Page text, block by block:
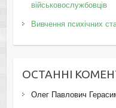
військовослужбовців
Вивчення психічних
ОСТАННІ
Олег Павлович